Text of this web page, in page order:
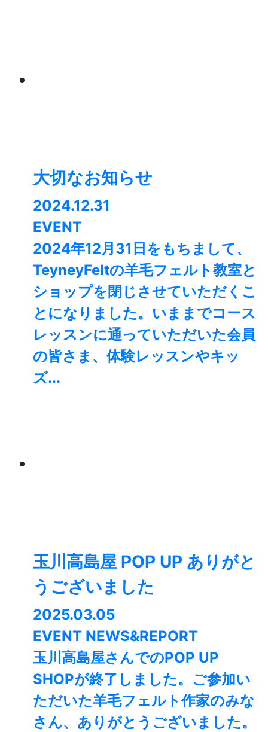
大切なお知らせ
2024.12.31
EVENT
2024年12月31日をもちまして、
TeyneyFeltの羊毛フェルト教室と
ショップを閉じさせていただくこ
とになりました。⁡いままでコース
レッスンに通っていただいた会員
の皆さま、体験レッスンやキッ
ズ...
玉川高島屋 POP UP ありがと
うございました
2025.03.05
EVENT NEWS&REPORT
玉川高島屋さんでのPOP UP
SHOPが終了しました。⁡ご参加い
ただいた羊毛フェルト作家のみな
さん、ありがとうございました。